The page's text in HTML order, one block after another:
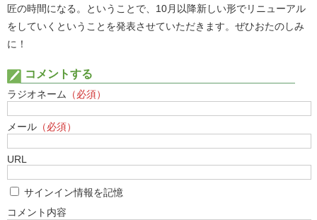
匠の時間になる。ということで、10月以降新しい形でリニューアル
をしていくということを発表させていただきます。ぜひおたのしみ
に！
コメントする
ラジオネーム （必須）
メール （必須）
URL
サインイン情報を記憶
コメント内容